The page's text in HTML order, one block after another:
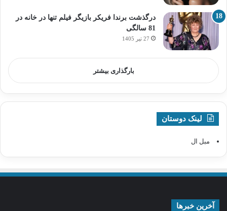
درگذشت برندا فریکر بازیگر فیلم تنها در خانه در
81 سالگی
27 تیر 1405
بارگذاری بیشتر
لینک دوستان
مبل ال
آخرین خبرها